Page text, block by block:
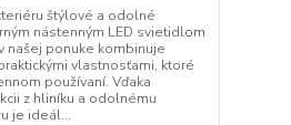
štýlové a odolné
nástenným LED svietidlom
našej ponuke kombinuje
vlastnosťami, ktoré
používaní. Vďaka
z hliníku a odolnému
je ideál...